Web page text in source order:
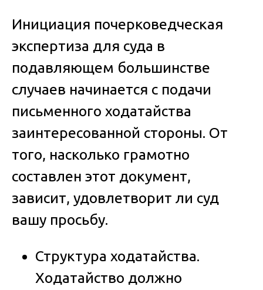
Инициация почерковедческая
экспертиза для суда в
подавляющем большинстве
случаев начинается с подачи
письменного ходатайства
заинтересованной стороны. От
того, насколько грамотно
составлен этот документ,
зависит, удовлетворит ли суд
вашу просьбу.
Структура ходатайства.
Ходатайство должно